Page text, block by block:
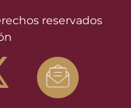
reservados